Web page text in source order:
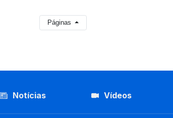
Páginas
Notícias Vídeos